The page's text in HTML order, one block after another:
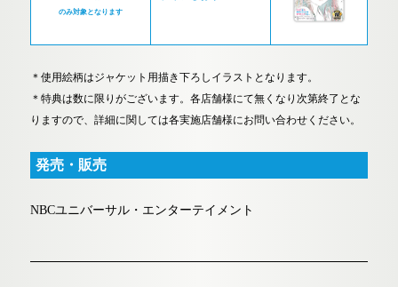
のみ対象となります
＊使用絵柄はジャケット用描き下ろしイラストとなります。
＊特典は数に限りがございます。各店舗様にて無くなり次第終了とな
りますので、詳細に関しては各実施店舗様にお問い合わせください。
発売・販売
NBCユニバーサル・エンターテイメント